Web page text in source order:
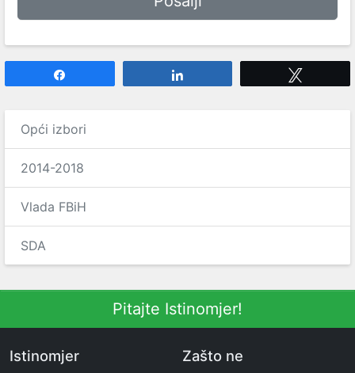
Opći izbori
2014-2018
Vlada FBiH
SDA
Pitajte Istinomjer!
Istinomjer Zašto ne